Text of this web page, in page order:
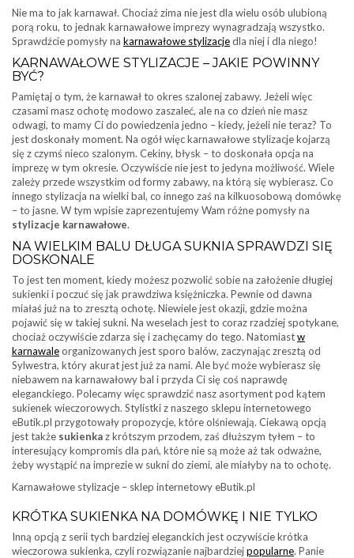
Nie ma to jak karnawał. Chociaż zima nie jest dla wielu osób ulubioną
porą roku, to jednak karnawałowe imprezy wynagradzają wszystko.
Sprawdźcie pomysły na karnawałowe stylizacjedla niej i dla niego!
KARNAWAŁOWE STYLIZACJE – JAKIE POWINNY
BYĆ?
Pamiętaj o tym, że karnawał to okres szalonej zabawy. Jeżeli więc
czasami masz ochotę modowo zaszaleć, ale na co dzień nie masz
odwagi, to mamy Ci do powiedzenia jedno – kiedy, jeżeli nie teraz? To
jest doskonały moment. Na ogół więc karnawałowe stylizacje kojarzą
się z czymś nieco szalonym. Cekiny, błysk – to doskonała opcja na
imprezę w tym okresie. Oczywiście nie jest to jedyna możliwość. Wiele
zależy przede wszystkim od formy zabawy, na którą się wybierasz. Co
innego stylizacja na wielki bal, co innego zaś na kilkuosobową domówkę
– to jasne. W tym wpisie zaprezentujemy Wam różne pomysły na
stylizacje karnawałowe.
NA WIELKIM BALU DŁUGA SUKNIA SPRAWDZI SIĘ
DOSKONALE
To jest ten moment, kiedy możesz pozwolić sobie na założenie długiej
sukienki i poczuć się jak prawdziwa księżniczka. Pewnie od dawna
miałaś już na to zresztą ochotę. Niewiele jest okazji, gdzie można
pojawić się w takiej sukni. Na weselach jest to coraz rzadziej spotykane,
chociaż oczywiście zdarza się i zachęcamy do tego. Natomiastw
karnawaleorganizowanych jest sporo balów, zaczynając zresztą od
Sylwestra, który akurat jest już za nami. Ale być może wybierasz się
niebawem na karnawałowy bal i przyda Ci się coś naprawdę
eleganckiego. Polecamy więc sprawdzić nasz asortyment pod kątem
sukienek wieczorowych. Stylistki z naszego sklepu internetowego
eButik.pl przygotowały propozycje, które olśniewają. Ciekawą opcją
jest także sukienkaz krótszym przodem, zaś dłuższym tyłem – to
interesujący kompromis dla pań, które nie są może aż tak odważne,
żeby wystąpić na imprezie w sukni do ziemi, ale miałyby na to ochotę.
Karnawałowe stylizacje – sklep internetowy eButik.pl
KRÓTKA SUKIENKA NA DOMÓWKĘ I NIE TYLKO
Inną opcją z serii tych bardziej eleganckich jest oczywiście krótka
wieczorowa sukienka, czyli rozwiązanie najbardziejpopularne. Panie